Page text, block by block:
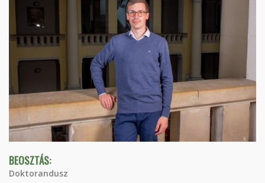
BEOSZTÁS:
Doktorandusz